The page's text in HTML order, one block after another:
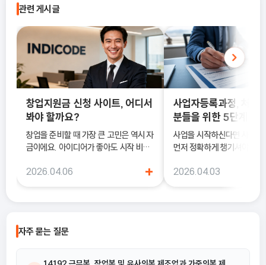
관련 게시글
창업지원금 신청 사이트, 어디서
봐야 할까요?
창업을 준비할 때 가장 큰 고민은 역시 자
금이에요. 아이디어가 좋아도 시작 비용
이럴 때 도움이 되는 것이 바로 창업지원
2026.04.06 +
사업자등록과정, 처음
분들을 위한 5단계 정
사업을 시작하신다면 사업자
먼저 정확하게 챙기셔야 해
국세청에 정식으로 사업을
2026.04.03
자주 묻는 질문